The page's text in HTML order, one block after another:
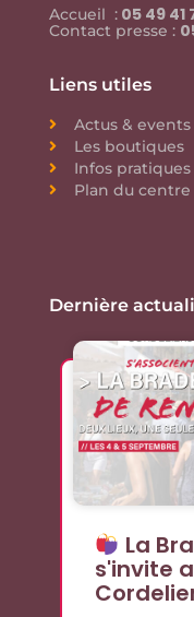
Accueil : 05 49 41
Contact presse :
Liens utiles
Actus & events
Les boutiques
Infos pratiques
Plan du centre
Dernière
La
s'invite